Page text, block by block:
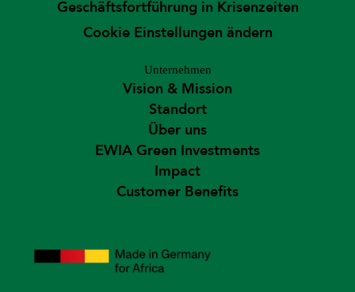
Geschäftsfortführung in Krisenzeiten
Cookie Einstellungen ändern
Unternehmen
Vision & Mission
Standort
Über uns
EWIA Green Investments
Impact
Customer Benefits